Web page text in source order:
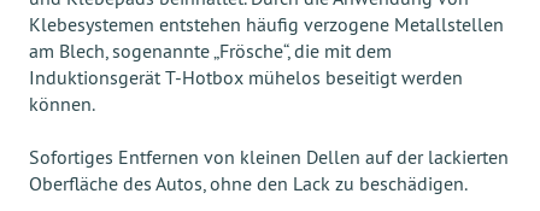
Klebesystemen entstehen häufig verzogene Metallstellen
am Blech, sogenannte „Frösche“, die mit dem
Induktionsgerät T-Hotbox mühelos beseitigt werden
können.
Sofortiges Entfernen von kleinen Dellen auf der lackierten
Oberfläche des Autos, ohne den Lack zu beschädigen.